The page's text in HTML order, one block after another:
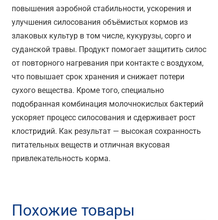
повышения аэробной стабильности, ускорения и
улучшения силосования объёмистых кормов из
злаковых культур в том числе, кукурузы, сорго и
суданской травы. Продукт помогает защитить силос
от повторного нагревания при контакте с воздухом,
что повышает срок хранения и снижает потери
сухого вещества. Кроме того, специально
подобранная комбинация молочнокислых бактерий
ускоряет процесс силосования и сдерживает рост
клостридий. Как результат — высокая сохранность
питательных веществ и отличная вкусовая
привлекательность корма.
Похожие товары